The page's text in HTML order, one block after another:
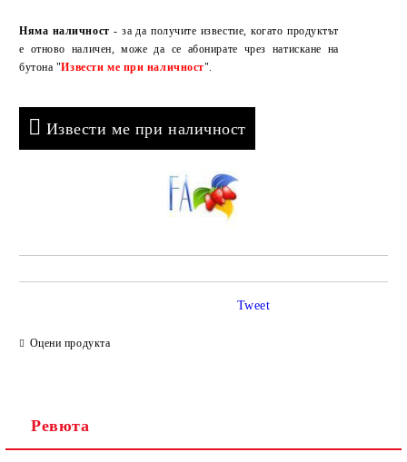
Няма наличност - за да получите известие, когато продуктът
е отново наличен, може да се абонирате чрез натискане на
бутона "Извести ме при наличност".
Извести ме при наличност
Оцени продукта
Tweet
Ревюта